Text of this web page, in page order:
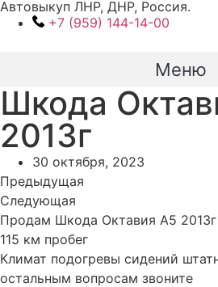
Перейти
Автовыкуп ЛНР, ДНР, Россия.
+7 (959) 144-14-00
Меню
Шкода
2013г
30 октября, 2023
Предыдущая
Следующая
Продам Шкода Октавия А5 2013г
115 км пробег
Климат подогревы сидений
остальным вопросам звоните